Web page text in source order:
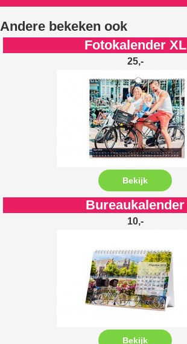
Andere bekeken ook
Fotokalender XL
25,-
Bekijk
Bureaukalender
10,-
Bekijk